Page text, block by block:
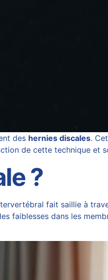
des hernies discales.
de cette technique
?
fait saillie à
faiblesses dans les